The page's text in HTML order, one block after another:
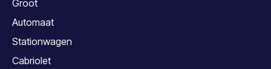
Groot
Automaat
Stationwagen
Cabriolet